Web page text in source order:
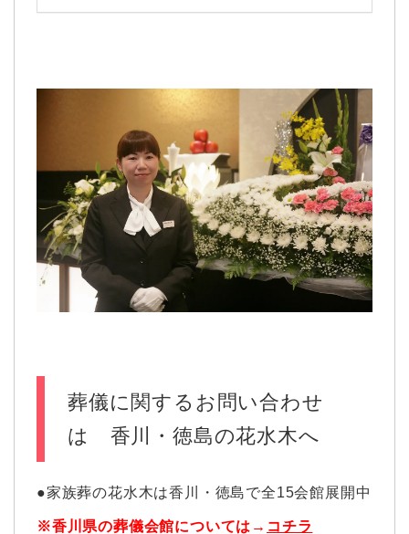
葬儀に関するお問い合わせ
は 香川・徳島の花水木へ
●家族葬の花水木は香川・徳島で全15会館展開中
※香川県の葬儀会館については→ コチラ